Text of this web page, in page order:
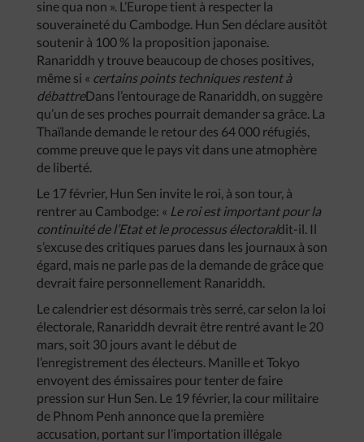
sine qua non ». L’Europe tient à respecter la
souveraineté du Cambodge. Hun Sen déclare ausitôt
soutenir à 100 % la proposition japonaise.
Ranariddh y trouve beaucoup de choses positives,
même si « certains points techniques restent à
débattreDans l’entourage de Ranariddh, on suggère
qu’un de ses proches pourrait demander sa grâce. La
Thaïlande demande le retour des 64 000 réfugiés,
comme preuve que le pays vit dans une atmophère
de liberté.
Le 17 février, Hun Sen invite le roi, à son tour, à
rentrer au Cambodge: « Le roi est important pour la
continuité de l’Etat et le processus électoraldit-il. Il
s’excuse des critiques parues dans les journaux à son
égard, mais ne parle pas de la demande de grâce que
devrait faire personnellement Ranariddh.
Le calendrier est désormais très serré, car selon la loi
électorale, Ranariddh devrait être rentré avant le 20
mars, soit 30 jours avant le début de
l’enregistrement des électeurs. Manille et Tokyo
envoyent des émissaires pour tenter de faire
pression sur Hun Sen. Le 19 février, la cour militaire
de Phnom Penh annonce que la première
accusation, portant sur l’importation illégale